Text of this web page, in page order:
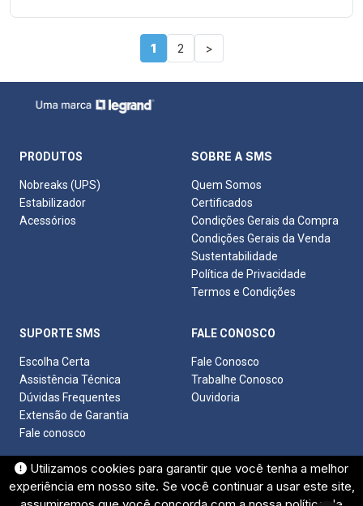
Utilizamos cookies para garantir que você tenha a melhor
experiência em nosso site. Se você continuar a usar este site,
1 2 >
PRODUTOS
Nobreaks (UPS)
Estabilizador
Acessórios
SOBRE A SMS
Quem Somos
Certificados
Condições Gerais da Compra
Condições Gerais da Venda
Sustentabilidade
Política de Privacidade
Termos e Condições
SUPORTE SMS
Escolha Certa
Assistência Técnica
Dúvidas Frequentes
Extensão de Garantia
Fale conosco
FALE CONOSCO
Fale Conosco
Trabalhe Conosco
Ouvidoria